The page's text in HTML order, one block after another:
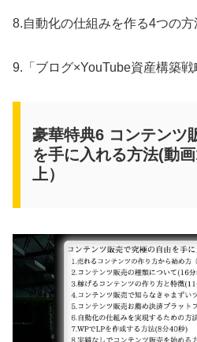
8.自動化の仕組みを作る4つの方
9.「ブログ×YouTube資産構築戦
豪華特典6 コンテンツ
を手に入れる方法(動
上）